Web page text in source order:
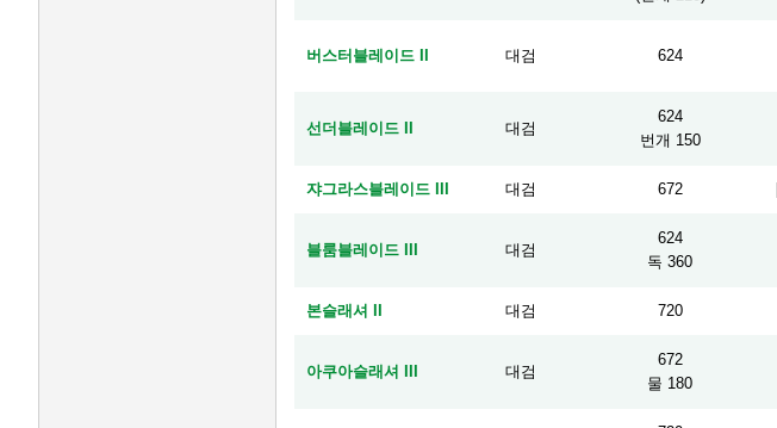
버스터블레이드 II 대검 624
선더블레이드 II 대검
624
번개 150
쟈그라스블레이드 III 대검 672
블룸블레이드 III 대검
624
독 360
본슬래셔 II 대검 720
아쿠아슬래셔 III 대검
672
물 180